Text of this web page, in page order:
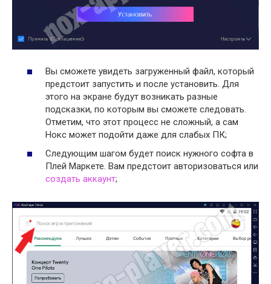
Вы сможете увидеть загруженный файл, который
предстоит запустить и после установить. Для
этого на экране будут возникать разные
подсказки, по которым вы сможете следовать.
Отметим, что этот процесс не сложный, а сам
Нокс может подойти даже для слабых ПК;
Следующим шагом будет поиск нужного софта в
Плей Маркете. Вам предстоит авторизоваться или
создать аккаунт;